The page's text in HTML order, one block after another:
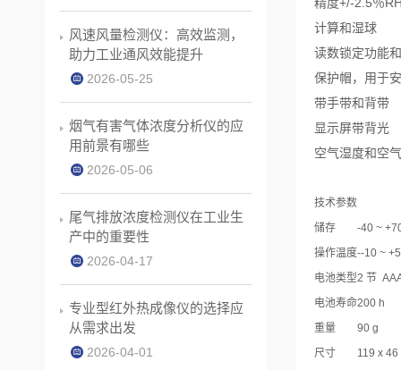
计算和湿球
读数锁定功能
保护帽，用于
带手带和背带
显示屏带背光
空气湿度和空
技术参数
储存
-40 ~
操作温度--10 ~
电池类型2 节
电池寿命200 h
重量
90 g
尺寸
119 x
风速风量检测仪：高效监测，
助力工业通风效能提升
2026-05-25
烟气有害气体浓度分析仪的应
用前景有哪些
2026-05-06
尾气排放浓度检测仪在工业生
产中的重要性
2026-04-17
专业型红外热成像仪的选择应
从需求出发
2026-04-01